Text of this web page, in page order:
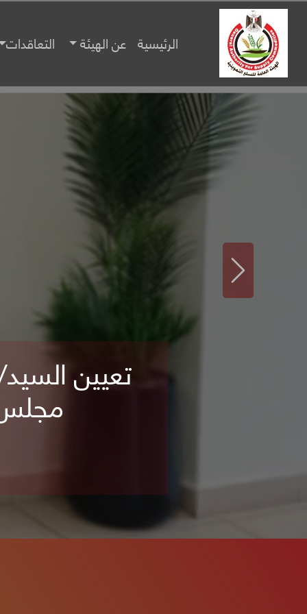
الرئيسية عن الهيئة التعاقدات
في ضوء دور الهيئة
Next